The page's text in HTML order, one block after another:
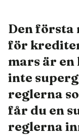
Den första
för
mars är en
inte
reglerna
får du en
reglerna